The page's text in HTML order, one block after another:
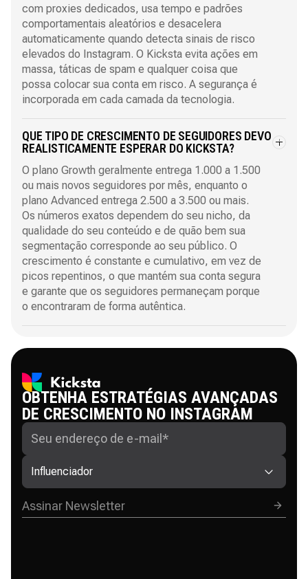
com proxies dedicados, usa tempo e padrões
comportamentais aleatórios e desacelera
automaticamente quando detecta sinais de risco
elevados do Instagram. O Kicksta evita ações em
massa, táticas de spam e qualquer coisa que
possa colocar sua conta em risco. A segurança é
incorporada em cada camada da tecnologia.
QUE TIPO DE CRESCIMENTO DE SEGUIDORES DEVO
REALISTICAMENTE ESPERAR DO KICKSTA?
O plano Growth geralmente entrega 1.000 a 1.500
ou mais novos seguidores por mês, enquanto o
plano Advanced entrega 2.500 a 3.500 ou mais.
Os números exatos dependem do seu nicho, da
qualidade do seu conteúdo e de quão bem sua
segmentação corresponde ao seu público. O
crescimento é constante e cumulativo, em vez de
picos repentinos, o que mantém sua conta segura
e garante que os seguidores permaneçam porque
o encontraram de forma autêntica.
OBTENHA ESTRATÉGIAS AVANÇADAS
DE CRESCIMENTO NO INSTAGRAM
Influenciador